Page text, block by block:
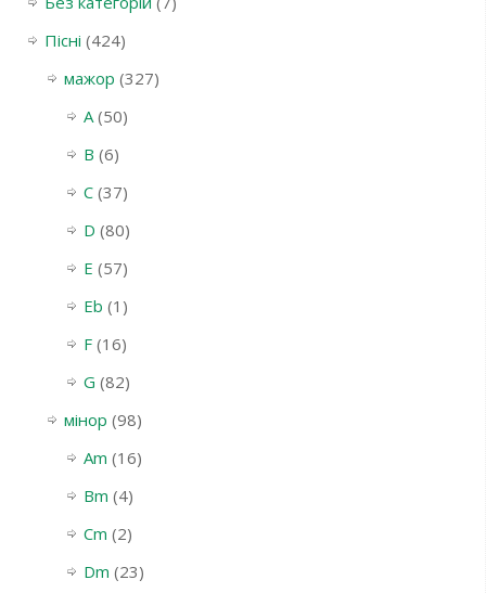
Пісні (424)
мажор (327)
A(50)
B (6)
C(37)
D (80)
E (57)
Eb (1)
F(16)
G (82)
мінор (98)
Am (16)
Bm (4)
Cm (2)
Dm (23)